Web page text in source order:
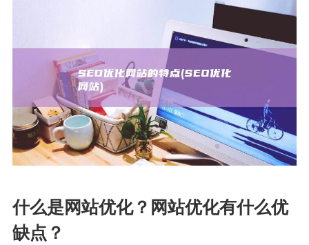
什么是网站优化？网站优化有什么优
缺点？